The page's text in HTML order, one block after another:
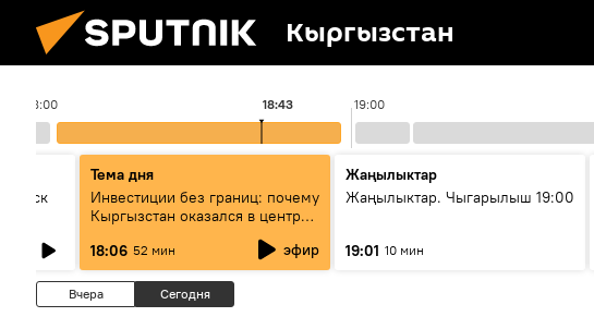
Кыргызстан
18:00 19:00
18:43
Тема дня
Инвестиции без границ: почему
Кыргызстан оказался в центре
18:06 52 мин эфир
Жаңылыктар
Жаңылыктар. Чыгарылыш 19:00
19:01 10 мин
Вчера Сегодня